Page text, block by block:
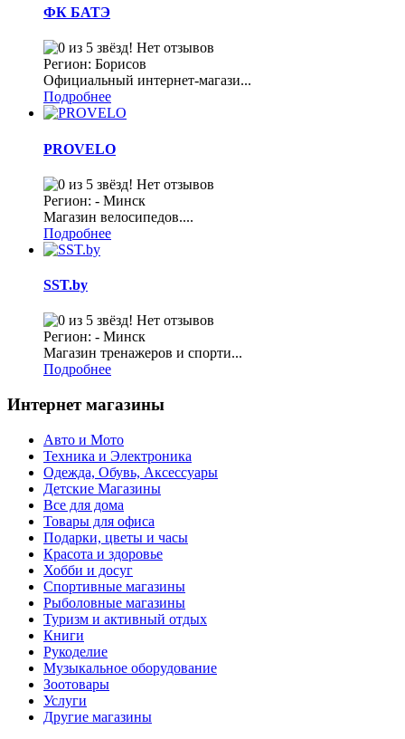
ФК БАТЭ
Нет отзывов
Регион: Борисов
Официальный интернет-магази...
Подробнее
PROVELO
Нет отзывов
Регион: - Минск
Магазин велосипедов....
Подробнее
SST.by
Нет отзывов
Регион: - Минск
Магазин тренажеров и спорти...
Подробнее
Интернет магазины
Авто и Мото
Техника и Электроника
Одежда, Обувь, Аксессуары
Детские Магазины
Все для дома
Товары для офиса
Подарки, цветы и часы
Красота и здоровье
Хобби и досуг
Спортивные магазины
Рыболовные магазины
Туризм и активный отдых
Книги
Рукоделие
Музыкальное оборудование
Зоотовары
Услуги
Другие магазины